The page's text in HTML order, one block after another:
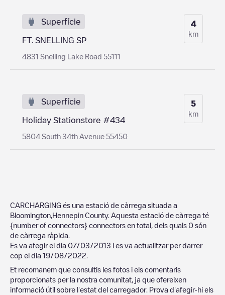
Superfície
FT. SNELLING SP
4831 Snelling Lake Road 55111
4
km
Superfície
Holiday Stationstore #434
5804 South 34th Avenue 55450
5
km
CARCHARGING és una estació de càrrega situada a
Bloomington Hennepin County. Aquesta estació de càrrega té
{number of connectors} connectors en total, dels quals 0 són
de càrrega ràpida.
Es va afegir el dia 07/03/2013 i es va actualitzar per darrer
cop el dia 19/08/2022
Et recomanem que consultis les fotos i els comentaris
proporcionats per la nostra comunitat, ja que ofereixen
informació útil sobre l'estat del carregador. Prova d'afegir-hi els